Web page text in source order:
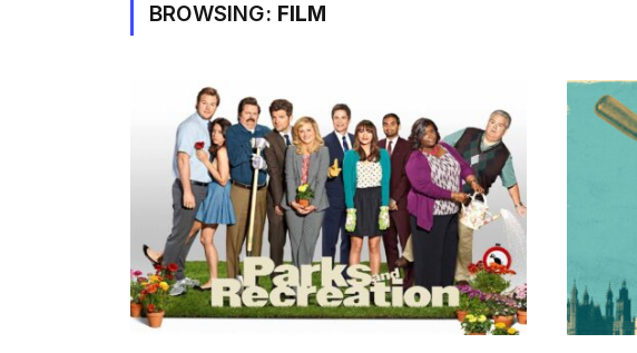
BROWSING: FILM